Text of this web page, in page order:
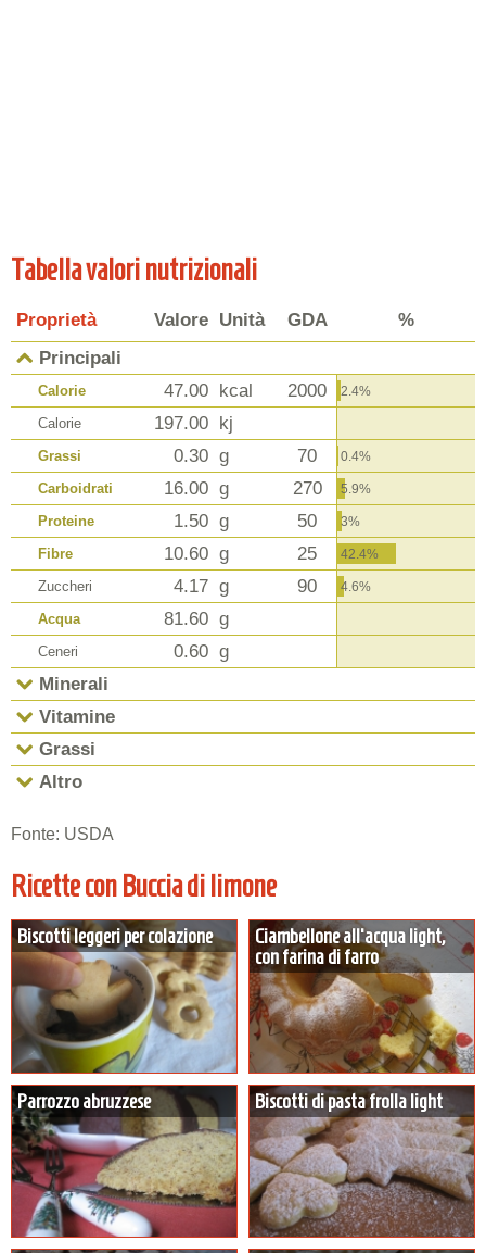
Tabella valori nutrizionali
Proprietà Valore Unità GDA
%
Principali
Calorie 47.00 kcal 2000 2.4%
Calorie 197.00 kj
Grassi 0.30 g 70 0.4%
Carboidrati 16.00 g 270 5.9%
Proteine 1.50 g 50 3%
Fibre 10.60 g 25 42.4%
Zuccheri 4.17 g 90 4.6%
Acqua 81.60 g
Ceneri 0.60 g
Minerali
Vitamine
Grassi
Altro
Fonte: USDA
Ricette con Buccia di limone
Biscotti leggeri per colazione
Ciambellone all'acqua light,
con farina di farro
Parrozzo abruzzese Biscotti di pasta frolla light